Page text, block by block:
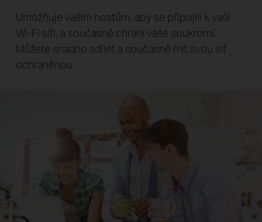
Umožňuje vašim hostům, aby se připojili k vaší
Wi-Fi síti, a současně chrání vaše soukromí.
Můžete snadno sdílet a současně mít svou síť
ochráněnou.